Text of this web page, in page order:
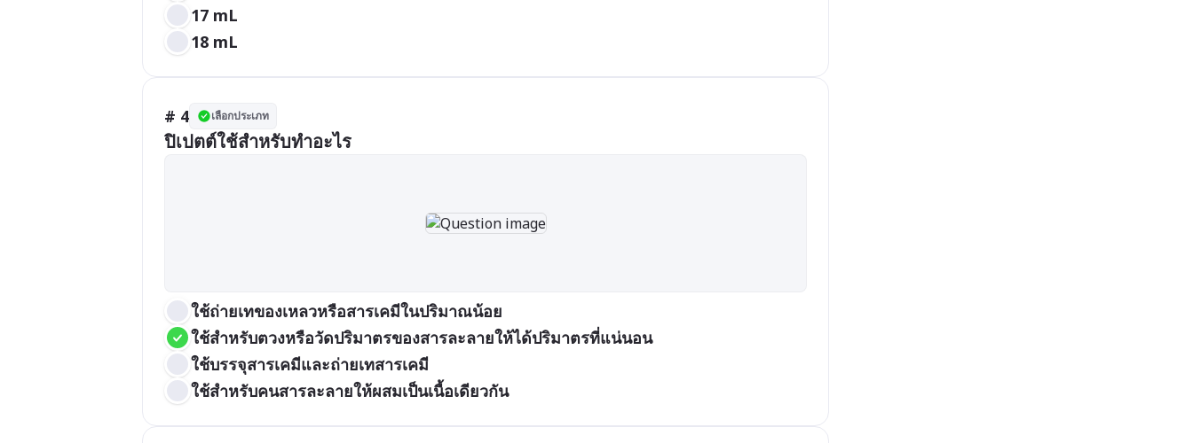
17 mL
18 mL
# 4 เลือกประเภท
ปิเปตต์ใช้สำหรับทำอะไร
ใช้ถ่ายเทของเหลวหรือสารเคมีในปริมาณน้อย
ใช้สำหรับตวงหรือวัดปริมาตรของสารละลายให้ได้ปริมาตรที่แน่นอน
ใช้บรรจุสารเคมีและถ่ายเทสารเคมี
ใช้สำหรับคนสารละลายให้ผสมเป็นเนื้อเดียวกัน